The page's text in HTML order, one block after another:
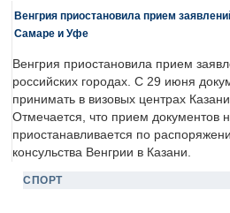
Венгрия приостановила прием
Самаре и Уфе
Венгрия приостановила прием
российских городах. С 29 июня
принимать в визовых центрах
Отмечается, что прием документов
приостанавливается по
консульства Венгрии в Казани.
СПОРТ